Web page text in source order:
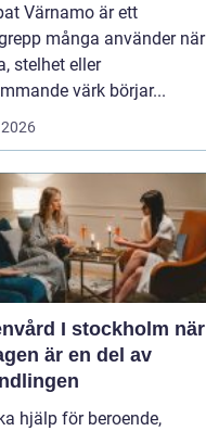
Värnamo är ett
många använder när
stelhet eller
värk börjar...
I stockholm när
är en del av
hjälp för beroende,